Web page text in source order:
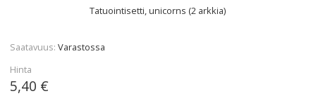
Tatuointisetti, unicorns (2 arkkia)
Saatavuus Varastossa
Hinta
5,40 €